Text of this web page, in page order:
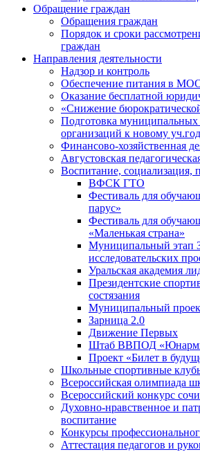
Обращение граждан
Обращения граждан
Порядок и сроки
граждан
Направления деятельности
Надзор и контроль
Обеспечение питания в
Оказание бесплатной
«Снижение
Подготовка муниципальных
организаций к новому
Финансово-хозяйственная
Августовская
Воспитание, социализация,
ВФСК ГТО
Фестиваль для
парус»
Фестиваль для
«Маленькая страна»
Муниципальный этап
исследовательских
Уральская академия
Президентские
состязания
Муниципальный
Зарница 2.0
Движение Первых
Штаб ВВПОД
Проект «Билет в
Школьные спортивные
Всероссийская олимпиада
Всероссийский конкурс
Духовно-нравственное и
воспитание
Конкурсы
Аттестация педагогов и